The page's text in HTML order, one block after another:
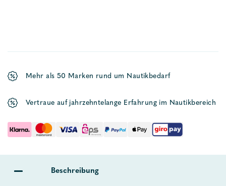
Mehr als 50 Marken rund um Nautikbedarf
Vertraue auf jahrzehntelange Erfahrung im Nautikbereich
Beschreibung